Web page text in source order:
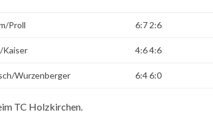
Proll 6:7 2:6
Kaiser 4:6 4:6
Wurzenberger 6:4 6:0
TC Holzkirchen.